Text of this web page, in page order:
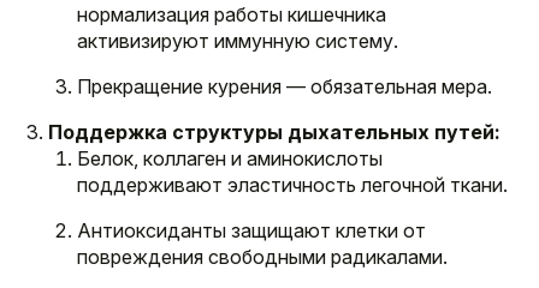
нормализация работы кишечника
активизируют иммунную систему.
Прекращение курения — обязательная мера.
Поддержка структуры дыхательных путей:
Белок, коллаген и аминокислоты
поддерживают эластичность легочной ткани.
Антиоксиданты защищают клетки от
повреждения свободными радикалами.